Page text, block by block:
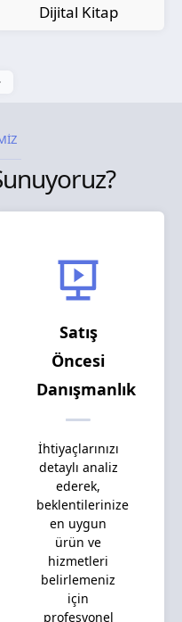
Satış
Öncesi
Danışmanlık
İhtiyaçlarınızı
detaylı analiz
ederek,
beklentilerinize
en uygun
ürün ve
hizmetleri
belirlemeniz
için
profesyonel